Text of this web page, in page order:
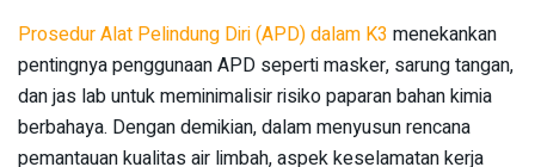
Prosedur Alat Pelindung Diri (APD) dalam K3 menekankan
pentingnya penggunaan APD seperti masker, sarung tangan,
dan jas lab untuk meminimalisir risiko paparan bahan kimia
berbahaya. Dengan demikian, dalam menyusun rencana
pemantauan kualitas air limbah, aspek keselamatan kerja